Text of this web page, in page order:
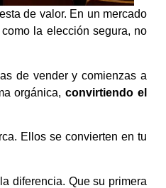
de valor. En un mercado
la elección segura, no
de vender y comienzas a
orgánica,convirtiendo el
Ellos se convierten en tu
diferencia. Que su primera